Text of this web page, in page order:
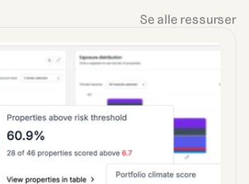
Se alle ressurser